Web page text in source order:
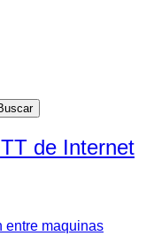
de Internet
entre maquinas